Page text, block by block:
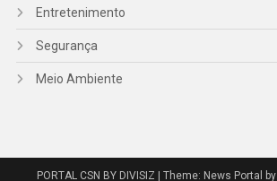
Entretenimento
Segurança
Meio Ambiente
PORTAL CSN BY DIVISIZ | Theme: News Portal by